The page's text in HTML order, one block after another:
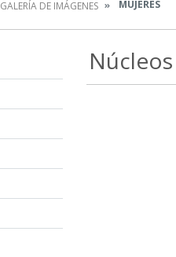
GALERÍA DE IMÁGENES MUJERES
Núcleos